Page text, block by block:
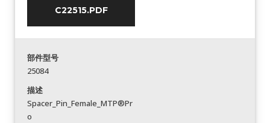
C22515.PDF
部件型号
25084
描述
Spacer_Pin_Female_MTP®Pr
o